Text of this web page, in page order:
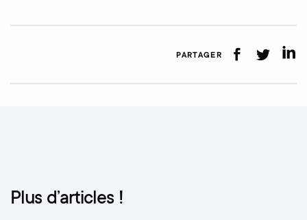
PARTAGER
Plus d’articles !